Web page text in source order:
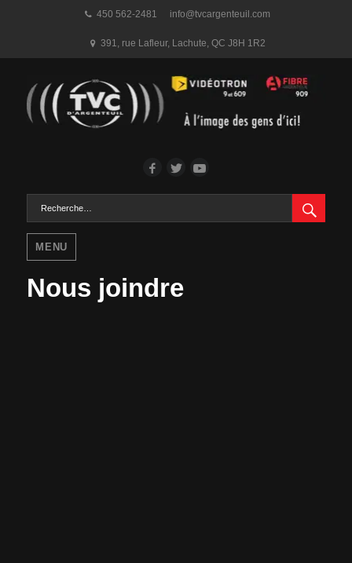
450 562-2481 info@tvcargenteuil.com
391, rue Lafleur, Lachute, QC J8H 1R2
Facebook
TwitterYouTube
Rechercher :
MENU
Nous joindre